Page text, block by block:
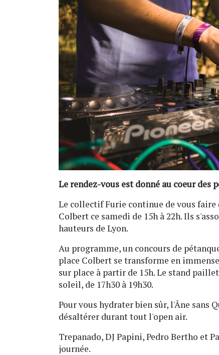
Le rendez-vous est donné au coeur des
Le collectif Furie continue de vous
Colbert ce samedi de 15h à 22h. Ils
hauteurs de Lyon.
Au programme, un concours de
place Colbert se transforme en
sur place à partir de 15h. Le stand
soleil, de 17h30 à 19h30.
Pour vous hydrater bien sûr, l'Âne sans
désaltérer durant tout l'open air.
Trepanado, DJ Papini, Pedro Bertho et
journée.